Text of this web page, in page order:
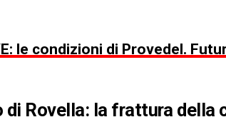
le condizioni di Provedel.
di Rovella: la frattura